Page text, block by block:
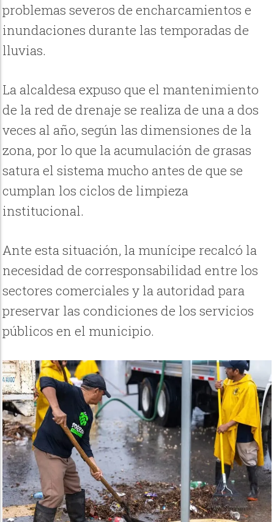
problemas severos de encharcamientos e
inundaciones durante las temporadas de
lluvias.
La alcaldesa expuso que el mantenimiento
de la red de drenaje se realiza de una a dos
veces al año, según las dimensiones de la
zona, por lo que la acumulación de grasas
satura el sistema mucho antes de que se
cumplan los ciclos de limpieza
institucional.
Ante esta situación, la munícipe recalcó la
necesidad de corresponsabilidad entre los
sectores comerciales y la autoridad para
preservar las condiciones de los servicios
públicos en el municipio.